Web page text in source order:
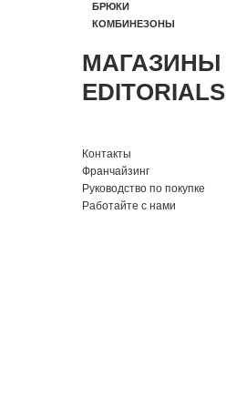
БРЮКИ
КОМБИНЕЗОНЫ
МАГАЗИНЫ
EDITORIALS
Контакты
Франчайзинг
Руководство по покупке
Работайте с нами